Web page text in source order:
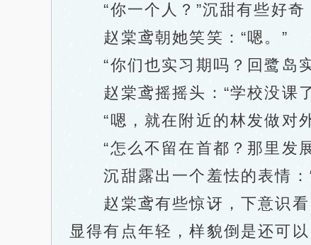
“你一个人？”沉甜有些好奇
赵棠鸢朝她笑笑：“嗯。”
“你们也实习期吗？回鹭岛实
赵棠鸢摇摇头：“学校没课了
“嗯，就在附近的林发做对
“怎么不留在首都？那里发展
沉甜露出一个羞怯的表情：“
赵棠鸢有些惊讶，下意识看
显得有点年轻，样貌倒是还可以